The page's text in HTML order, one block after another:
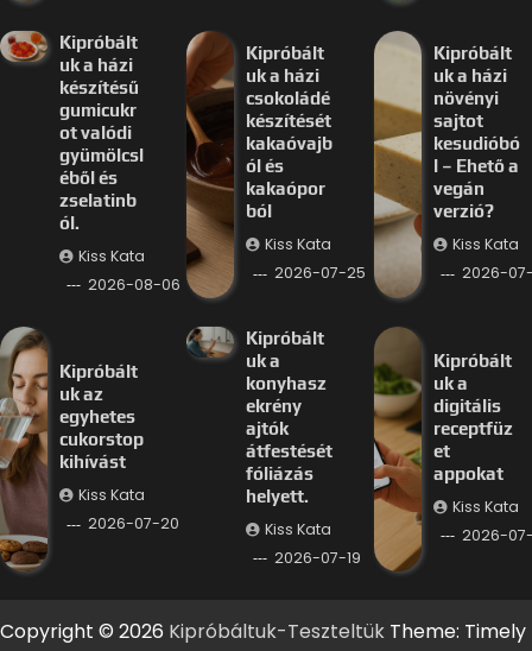
Kipróbált
uk a házi
készítésű
gumicukr
ot valódi
gyümölcsl
éből és
zselatinb
ól.
Kiss Kata
2026-08-06
Kipróbált
uk a házi
csokoládé
készítését
kakaóvajb
ól és
kakaópor
ból
Kiss Kata
2026-07-25
Kipróbált
uk a házi
növényi
sajtot
kesudióbó
l – Ehető a
vegán
verzió?
Kiss Kata
2026-
Kipróbált
uk az
egyhetes
cukorstop
kihívást
Kiss Kata
2026-07-20
Kipróbált
uk a
konyhasz
ekrény
ajtók
átfestését
fóliázás
helyett.
Kiss Kata
2026-07-19
Kipróbált
uk a
digitális
receptfüz
et
appokat
Kiss Kata
2026-
Copyright © 2026 Kipróbáltuk-Teszteltük Theme: Timely